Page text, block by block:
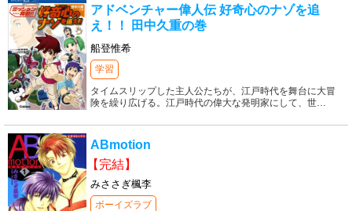
アドベンチャー偉人伝 好奇心のナゾを追
え！！ 田中久重の巻
船登惟希
学習
タイムスリップした主人公たちが、江戸時代を舞台に大冒
険を繰り広げる。江戸時代の偉大な発明家にして、世…
ABmotion
【完結】
みささぎ楓李
ボーイズラブ